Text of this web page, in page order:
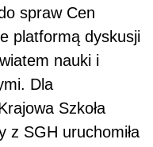
spraw Cen
platformą dyskusji
nauki i
Dla
Szkoła
z SGH uruchomiła